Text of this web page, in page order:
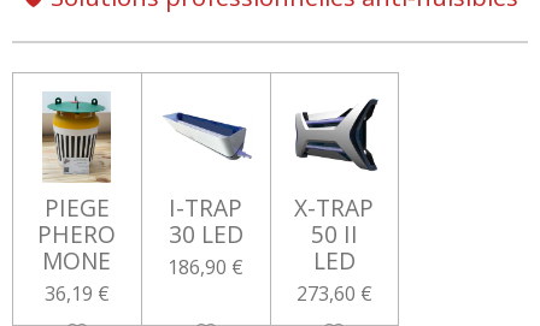
PIEGE
PHERO
MONE
36,19 €
I-TRAP
30 LED
186,90 €
X-TRAP
50 II
LED
273,60 €